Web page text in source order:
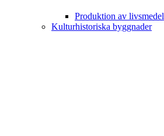
Produktion av livsmedel
Kulturhistoriska byggnader